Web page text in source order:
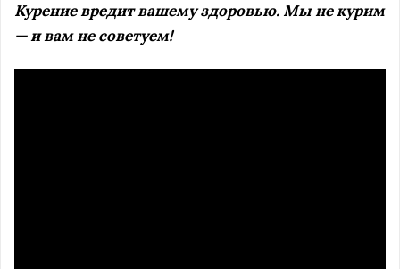
Курение вредит вашему здоровью. Мы не курим
— и вам не советуем!